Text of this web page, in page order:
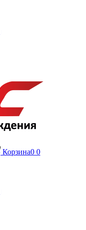
Корзина0 0